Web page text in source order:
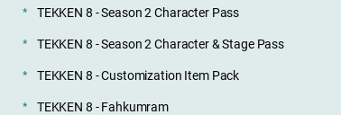
TEKKEN 8 - Season 2 Character Pass
TEKKEN 8 - Season 2 Character & Stage Pass
TEKKEN 8 - Customization Item Pack
TEKKEN 8 - Fahkumram